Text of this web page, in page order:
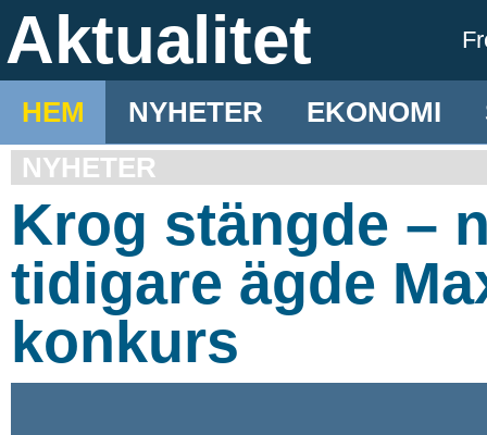
Aktualitet
HEM NYHETER EKONOMI
NYHETER
Krog stängde –
tidigare ägde
konkurs